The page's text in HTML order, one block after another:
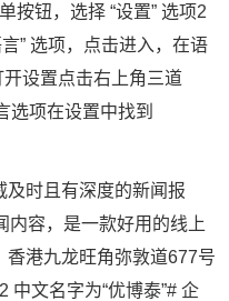
按钮，选择 “设置” 选项2
” 选项，点击进入，在语
开设置点击右上角三道
选项在设置中找到
及时且有深度的新闻报
内容，是一款好用的线上
港九龙旺角弥敦道677号
中文名字为“优博泰”# 企